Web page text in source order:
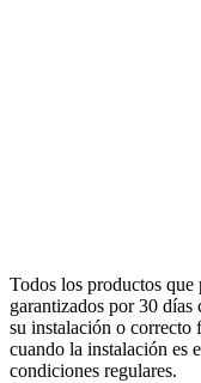
Todos los productos que
garantizados por 30 días
su instalación o correcto
cuando la instalación es
condiciones regulares.